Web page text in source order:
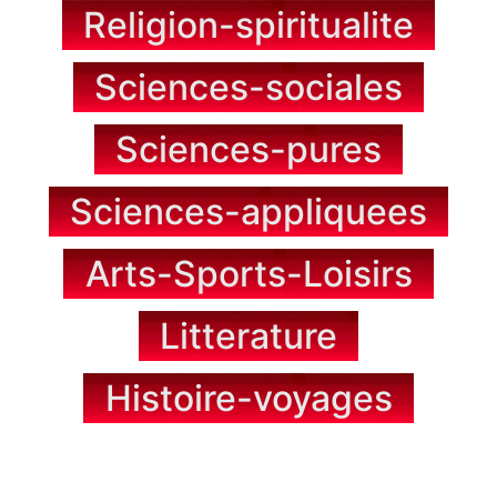
Religion-spiritualite
Sciences-sociales
Sciences-pures
Sciences-appliquees
Arts-Sports-Loisirs
Litterature
Histoire-voyages